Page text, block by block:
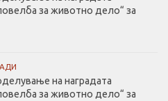
за животно дело“ за
на наградата
за животно дело“ за